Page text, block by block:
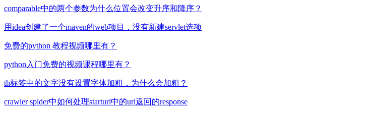
comparable中的两个参数为什么位置会改变升序和降序？
用idea创建了一个maven的web项目，没有新建servlet选项
免费的python 教程视频哪里有？
python入门免费的视频课程哪里有？
th标签中的文字没有设置字体加粗，为什么会加粗？
crawler spider中如何处理starturl中的url返回的response